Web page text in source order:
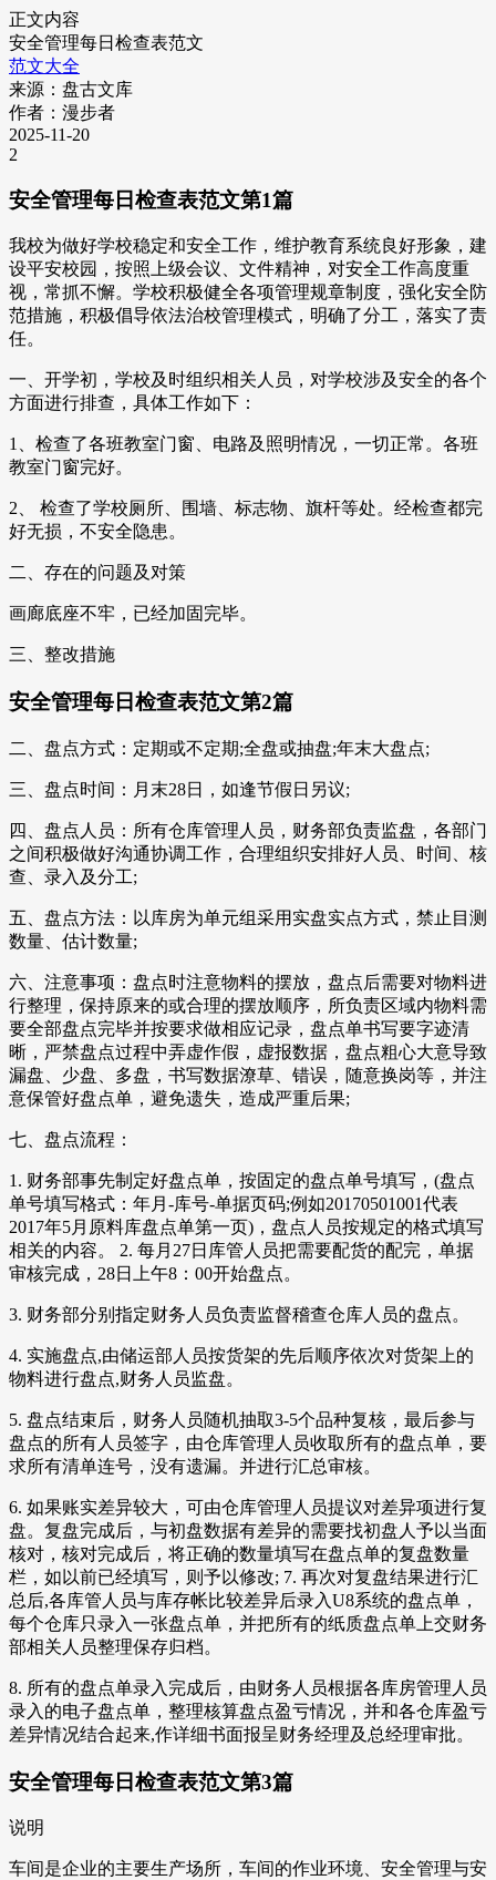
正文内容
安全管理每日检查表范文
范文大全
来源：盘古文库
作者：漫步者
2025-11-20
2
安全管理每日检查表范文第1篇
我校为做好学校稳定和安全工作，维护教育系统良好形象，建
设平安校园，按照上级会议、文件精神，对安全工作高度重
视，常抓不懈。学校积极健全各项管理规章制度，强化安全防
范措施，积极倡导依法治校管理模式，明确了分工，落实了责
任。
一、开学初，学校及时组织相关人员，对学校涉及安全的各个
方面进行排查，具体工作如下：
1、检查了各班教室门窗、电路及照明情况，一切正常。各班
教室门窗完好。
2、 检查了学校厕所、围墙、标志物、旗杆等处。经检查都完
好无损，不安全隐患。
二、存在的问题及对策
画廊底座不牢，已经加固完毕。
三、整改措施
安全管理每日检查表范文第2篇
二、盘点方式：定期或不定期;全盘或抽盘;年末大盘点;
三、盘点时间：月末28日，如逢节假日另议;
四、盘点人员：所有仓库管理人员，财务部负责监盘，各部门
之间积极做好沟通协调工作，合理组织安排好人员、时间、核
查、录入及分工;
五、盘点方法：以库房为单元组采用实盘实点方式，禁止目测
数量、估计数量;
六、注意事项：盘点时注意物料的摆放，盘点后需要对物料进
行整理，保持原来的或合理的摆放顺序，所负责区域内物料需
要全部盘点完毕并按要求做相应记录，盘点单书写要字迹清
晰，严禁盘点过程中弄虚作假，虚报数据，盘点粗心大意导致
漏盘、少盘、多盘，书写数据潦草、错误，随意换岗等，并注
意保管好盘点单，避免遗失，造成严重后果;
七、盘点流程：
1. 财务部事先制定好盘点单，按固定的盘点单号填写，(盘点
单号填写格式：年月-库号-单据页码;例如20170501001代表
2017年5月原料库盘点单第一页)，盘点人员按规定的格式填写
相关的内容。 2. 每月27日库管人员把需要配货的配完，单据
审核完成，28日上午8：00开始盘点。
3. 财务部分别指定财务人员负责监督稽查仓库人员的盘点。
4. 实施盘点,由储运部人员按货架的先后顺序依次对货架上的
物料进行盘点,财务人员监盘。
5. 盘点结束后，财务人员随机抽取3-5个品种复核，最后参与
盘点的所有人员签字，由仓库管理人员收取所有的盘点单，要
求所有清单连号，没有遗漏。并进行汇总审核。
6. 如果账实差异较大，可由仓库管理人员提议对差异项进行复
盘。复盘完成后，与初盘数据有差异的需要找初盘人予以当面
核对，核对完成后，将正确的数量填写在盘点单的复盘数量
栏，如以前已经填写，则予以修改; 7. 再次对复盘结果进行汇
总后,各库管人员与库存帐比较差异后录入U8系统的盘点单，
每个仓库只录入一张盘点单，并把所有的纸质盘点单上交财务
部相关人员整理保存归档。
8. 所有的盘点单录入完成后，由财务人员根据各库房管理人员
录入的电子盘点单，整理核算盘点盈亏情况，并和各仓库盈亏
差异情况结合起来,作详细书面报呈财务经理及总经理审批。
安全管理每日检查表范文第3篇
说明
车间是企业的主要生产场所，车间的作业环境、安全管理与安